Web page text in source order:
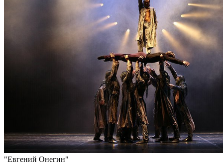
"Евгений Онегин"